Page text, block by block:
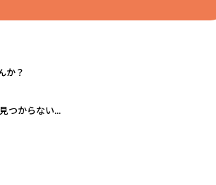
か？
つからない...